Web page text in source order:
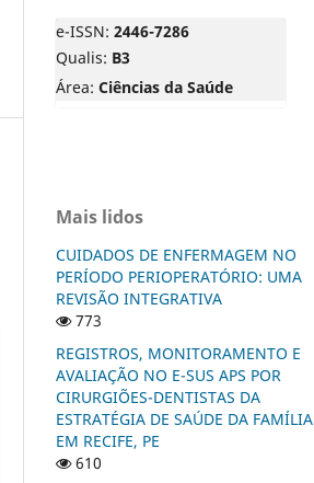
e-ISSN: 2446-7286
Qualis: B3
Área: Ciências da Saúde
Mais lidos
CUIDADOS DE ENFERMAGEM NO
PERÍODO PERIOPERATÓRIO: UMA
REVISÃO INTEGRATIVA
773
REGISTROS, MONITORAMENTO E
AVALIAÇÃO NO E-SUS APS POR
CIRURGIÕES-DENTISTAS DA
ESTRATÉGIA DE SAÚDE DA FAMÍLIA
EM RECIFE, PE
610